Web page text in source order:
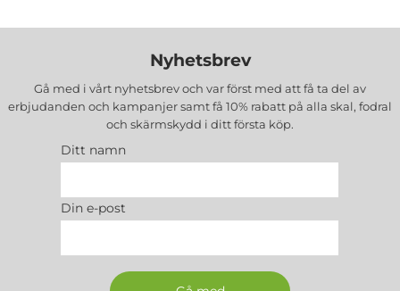
Nyhetsbrev
Gå med i vårt nyhetsbrev och var först med att få ta del av
erbjudanden och kampanjer samt få 10% rabatt på alla skal, fodral
och skärmskydd i ditt första köp.
Ditt namn
Din e-post